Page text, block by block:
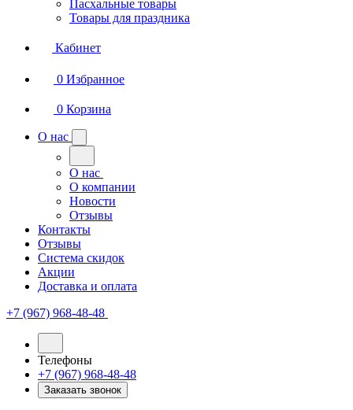
Пасхальные товары
Товары для праздника
Кабинет
0 Избранное
0 Корзина
О нас
О нас
О компании
Новости
Отзывы
Контакты
Отзывы
Система скидок
Акции
Доставка и оплата
+7 (967) 968-48-48
Телефоны
+7 (967) 968-48-48
Заказать звонок